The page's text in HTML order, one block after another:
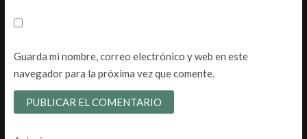
Guarda mi nombre, correo electrónico y web en este
navegador para la próxima vez que comente.